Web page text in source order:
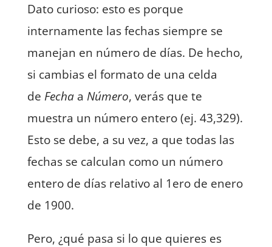
Dato curioso: esto es porque
internamente las fechas siempre se
manejan en número de días. De hecho,
si cambias el formato de una celda
de Fechaa Número, verás que te
muestra un número entero (ej. 43,329).
Esto se debe, a su vez, a que todas las
fechas se calculan como un número
entero de días relativo al 1ero de enero
de 1900.
Pero, ¿qué pasa si lo que quieres es